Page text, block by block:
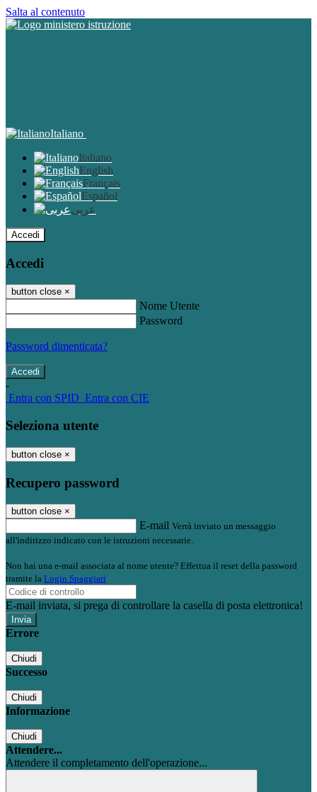
Salta al contenuto
Italiano
Italiano
English
Français
Español
عربى
Accedi
Accedi
button close ×
Nome Utente
Password
Password dimenticata?
-
Entra con SPID Entra con CIE
Seleziona utente
button close ×
Recupero password
button close ×
E-mail Verrà inviato un messaggio
all'indirizzo indicato con le istruzioni necessarie.
Non hai una e-mail associata al nome utente? Effettua il reset della password
tramite la Login Spaggiari
E-mail inviata, si prega di controllare la casella di posta elettronica!
Errore
Chiudi
Successo
Chiudi
Informazione
Chiudi
Attendere...
Attendere il completamento dell'operazione...